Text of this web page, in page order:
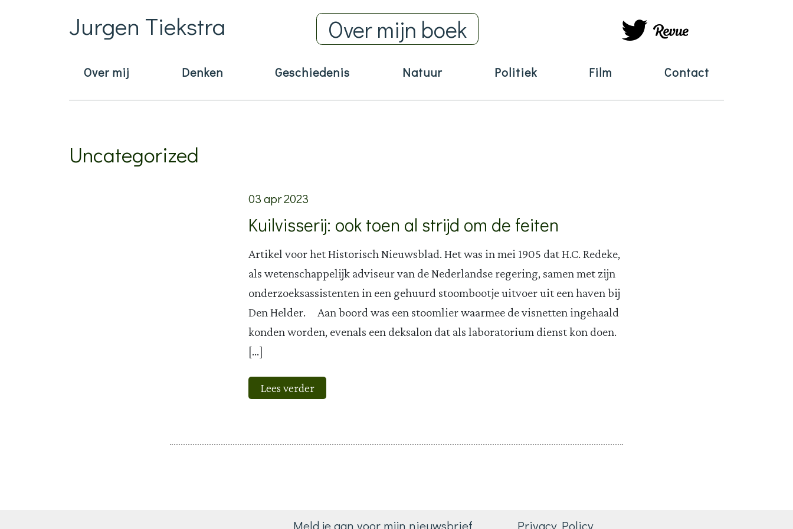
Jurgen Tiekstra Over mijn boek
Main Navigation
Over mij Denken Geschiedenis Natuur Politiek Film Contact
Uncategorized
03 apr 2023
Kuilvisserij: ook toen al strijd om de feiten
Artikel voor het Historisch Nieuwsblad. Het was in mei 1905 dat H.C. Redeke,
als wetenschappelijk adviseur van de Nederlandse regering, samen met zijn
onderzoeksassistenten in een gehuurd stoombootje uitvoer uit een haven bij
Den Helder. Aan boord was een stoomlier waarmee de visnetten ingehaald
konden worden, evenals een deksalon dat als laboratorium dienst kon doen.
[…]
Lees verder
Meld je aan voor mijn nieuwsbrief Privacy Policy